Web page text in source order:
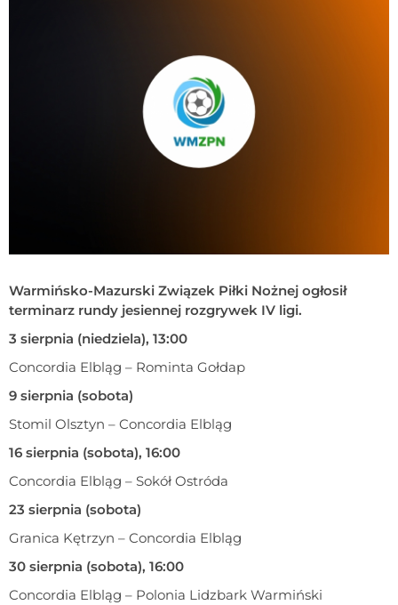
Warmińsko-Mazurski Związek Piłki Nożnej ogłosił
terminarz rundy jesiennej rozgrywek IV ligi.
3 sierpnia (niedziela), 13:00
Concordia Elbląg – Rominta Gołdap
9 sierpnia (sobota)
Stomil Olsztyn – Concordia Elbląg
16 sierpnia (sobota), 16:00
Concordia Elbląg – Sokół Ostróda
23 sierpnia (sobota)
Granica Kętrzyn – Concordia Elbląg
30 sierpnia (sobota), 16:00
Concordia Elbląg – Polonia Lidzbark Warmiński